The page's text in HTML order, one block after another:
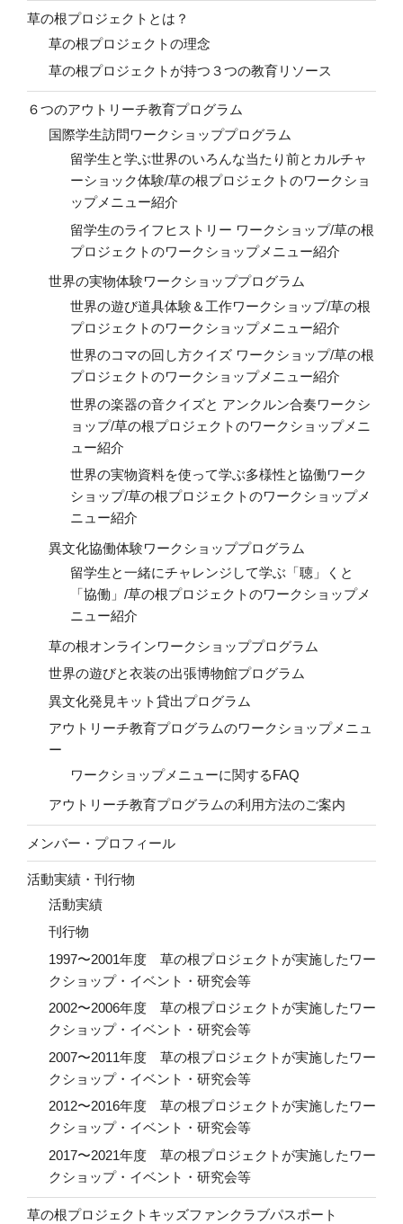
草の根プロジェクトとは？
草の根プロジェクトの理念
草の根プロジェクトが持つ３つの教育リソース
６つのアウトリーチ教育プログラム
国際学生訪問ワークショッププログラム
留学生と学ぶ世界のいろんな当たり前とカルチャ
ーショック体験/草の根プロジェクトのワークショ
ップメニュー紹介
留学生のライフヒストリー ワークショップ/草の根
プロジェクトのワークショップメニュー紹介
世界の実物体験ワークショッププログラム
世界の遊び道具体験＆工作ワークショップ/草の根
プロジェクトのワークショップメニュー紹介
世界のコマの回し方クイズ ワークショップ/草の根
プロジェクトのワークショップメニュー紹介
世界の楽器の音クイズと アンクルン合奏ワークシ
ョップ/草の根プロジェクトのワークショップメニ
ュー紹介
世界の実物資料を使って学ぶ多様性と協働ワーク
ショップ/草の根プロジェクトのワークショップメ
ニュー紹介
異文化協働体験ワークショッププログラム
留学生と一緒にチャレンジして学ぶ「聴」くと
「協働」/草の根プロジェクトのワークショップメ
ニュー紹介
草の根オンラインワークショッププログラム
世界の遊びと衣装の出張博物館プログラム
異文化発見キット貸出プログラム
アウトリーチ教育プログラムのワークショップメニュ
ー
ワークショップメニューに関するFAQ
アウトリーチ教育プログラムの利用方法のご案内
メンバー・プロフィール
活動実績・刊行物
活動実績
刊行物
1997〜2001年度 草の根プロジェクトが実施したワー
クショップ・イベント・研究会等
2002〜2006年度 草の根プロジェクトが実施したワー
クショップ・イベント・研究会等
2007〜2011年度 草の根プロジェクトが実施したワー
クショップ・イベント・研究会等
2012〜2016年度 草の根プロジェクトが実施したワー
クショップ・イベント・研究会等
2017〜2021年度 草の根プロジェクトが実施したワー
クショップ・イベント・研究会等
草の根プロジェクトキッズファンクラブパスポート